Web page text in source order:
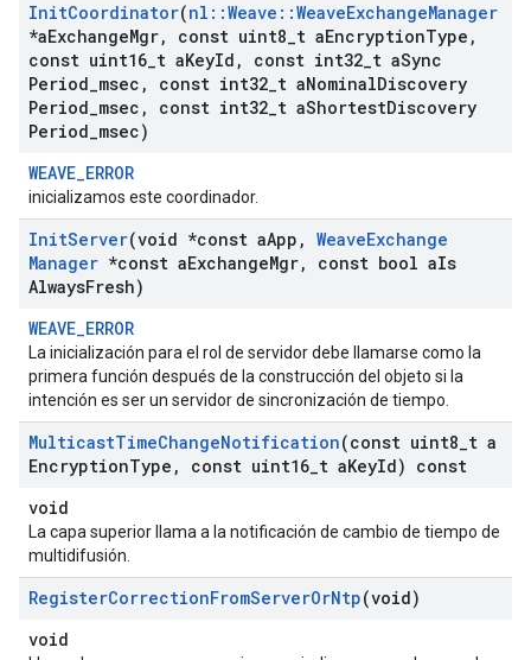
InitCoordinator(nl ::Weave ::WeaveExchangeManager
*aExchangeMgr, const uint8 t aEncryptionType ,
const uint16 t aKeyId , const int32 t aSync
Period msec , const int32 t aNominalDiscovery
Period msec , const int32 t aShortestDiscovery
Period msec)
WEAVE_ERROR
inicializamos este coordinador.
InitServer(void *const aApp , WeaveExchange
Manager *const aExchangeMgr, const bool aIs
AlwaysFresh)
WEAVE_ERROR
La inicialización para el rol de servidor debe llamarse como la
primera función después de la construcción del objeto si la
intención es ser un servidor de sincronización de tiempo.
MulticastTimeChangeNotification(const uint8 t a
EncryptionType , const uint16 t aKeyId) const
void
La capa superior llama a la notificación de cambio de tiempo de
multidifusión.
RegisterCorrectionFromServerOrNtp(void)
void